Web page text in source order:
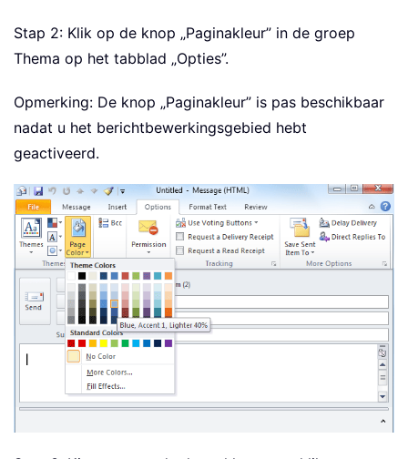
Stap 2: Klik op de knop „Paginakleur” in de groep
Thema op het tabblad „Opties”.
Opmerking: De knop „Paginakleur” is pas beschikbaar
nadat u het berichtbewerkingsgebied hebt
geactiveerd.